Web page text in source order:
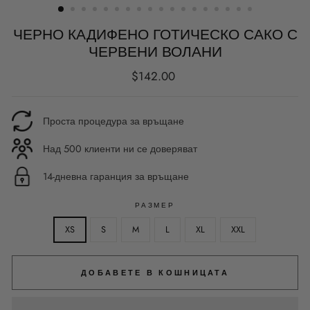
ЧЕРНО КАДИФЕНО ГОТИЧЕСКО САКО С
ЧЕРВЕНИ ВОЛАНИ
Редовна
$142.00
Проста процедура за връщане
Над 500 клиенти ни се доверяват
14-дневна гаранция за връщане
РАЗМЕР
XS S M L XL XXL
ДОБАВЕТЕ В КОШНИЦАТА